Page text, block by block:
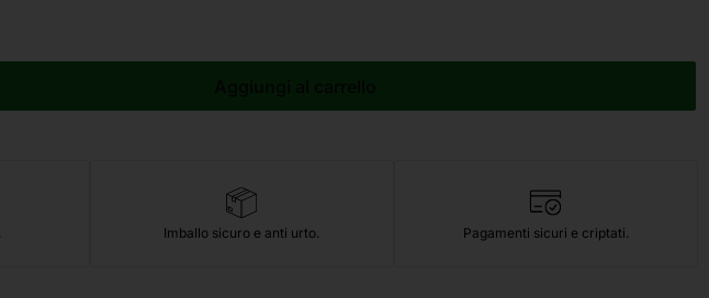
Imballo sicuro e anti urto. Pagamenti sicuri e criptati.